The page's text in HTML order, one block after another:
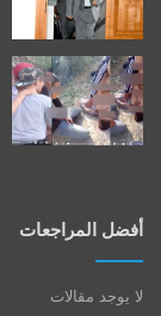
أفضل المراجعات
لا يوجد مقالات